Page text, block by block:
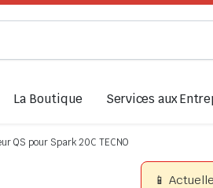
La Boutique Services aux
QS pour Spark 20C TECNO
📱